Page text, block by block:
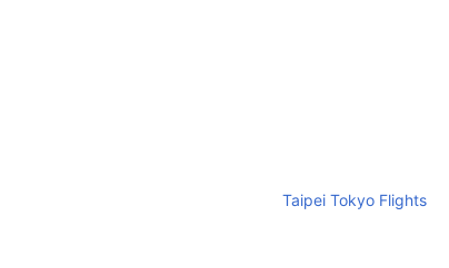
Taipei Tokyo Flights